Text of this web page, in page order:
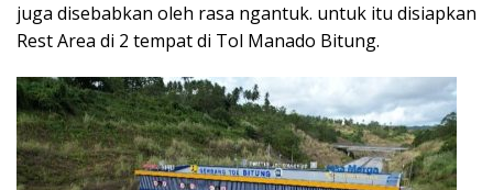
juga disebabkan oleh rasa ngantuk. untuk itu disiapkan
Rest Area di 2 tempat di Tol Manado Bitung.